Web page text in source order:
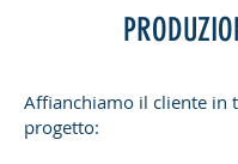
Affianchiamo il cliente in
progetto: